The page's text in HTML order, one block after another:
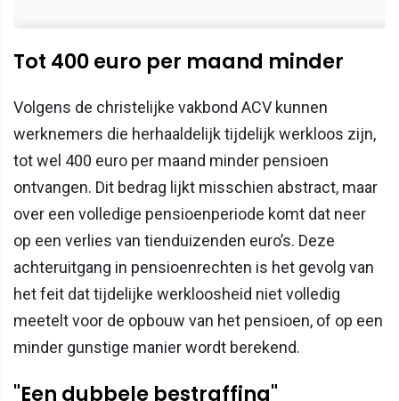
Tot 400 euro per maand minder
Volgens de christelijke vakbond ACV kunnen
werknemers die herhaaldelijk tijdelijk werkloos zijn,
tot wel 400 euro per maand minder pensioen
ontvangen. Dit bedrag lijkt misschien abstract, maar
over een volledige pensioenperiode komt dat neer
op een verlies van tienduizenden euro’s. Deze
achteruitgang in pensioenrechten is het gevolg van
het feit dat tijdelijke werkloosheid niet volledig
meetelt voor de opbouw van het pensioen, of op een
minder gunstige manier wordt berekend.
"Een dubbele bestraffing"